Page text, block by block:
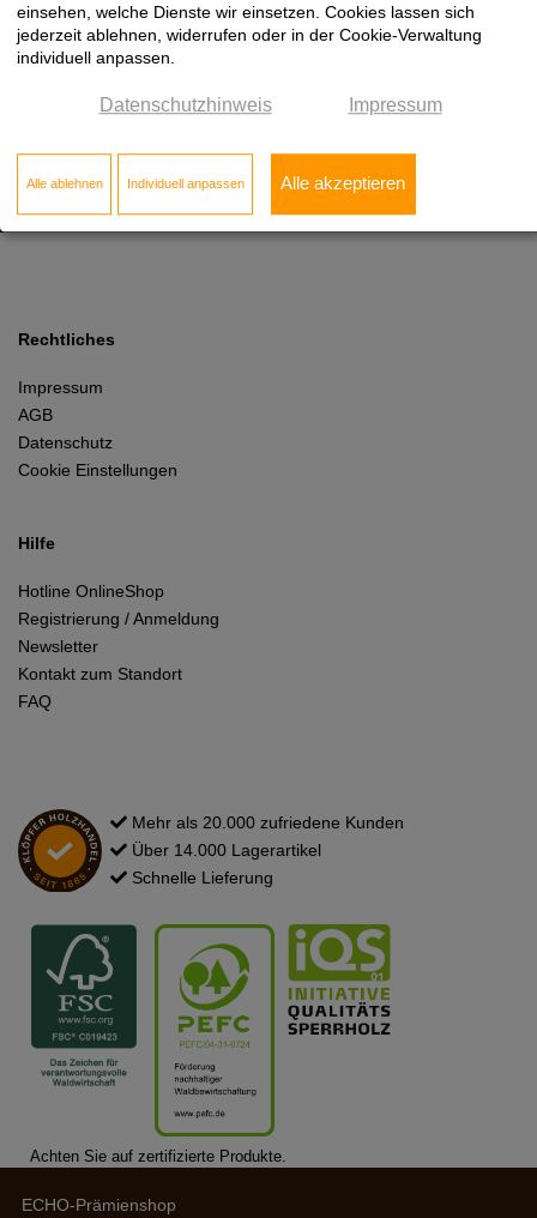
Jetzt zum Klöpfer
Newsletter anmelden:
Das Neueste wissen, von Vorteilen profitieren.
Hier anmelden!
Rechtliches
Impressum
AGB
Datenschutz
Cookie Einstellungen
Hilfe
Hotline OnlineShop
Registrierung / Anmeldung
Newsletter
Kontakt zum Standort
FAQ
Mehr als 20.000 zufriedene Kunden
Über 14.000 Lagerartikel
Schnelle Lieferung
Achten Sie auf zertifizierte Produkte.
ECHO-Prämienshop
einsehen, welche Dienste wir einsetzen. Cookies lassen sich
jederzeit ablehnen, widerrufen oder in der Cookie-Verwaltung
individuell anpassen.
Datenschutzhinweis Impressum
Alle ablehnen Individuell anpassen Alle akzeptieren